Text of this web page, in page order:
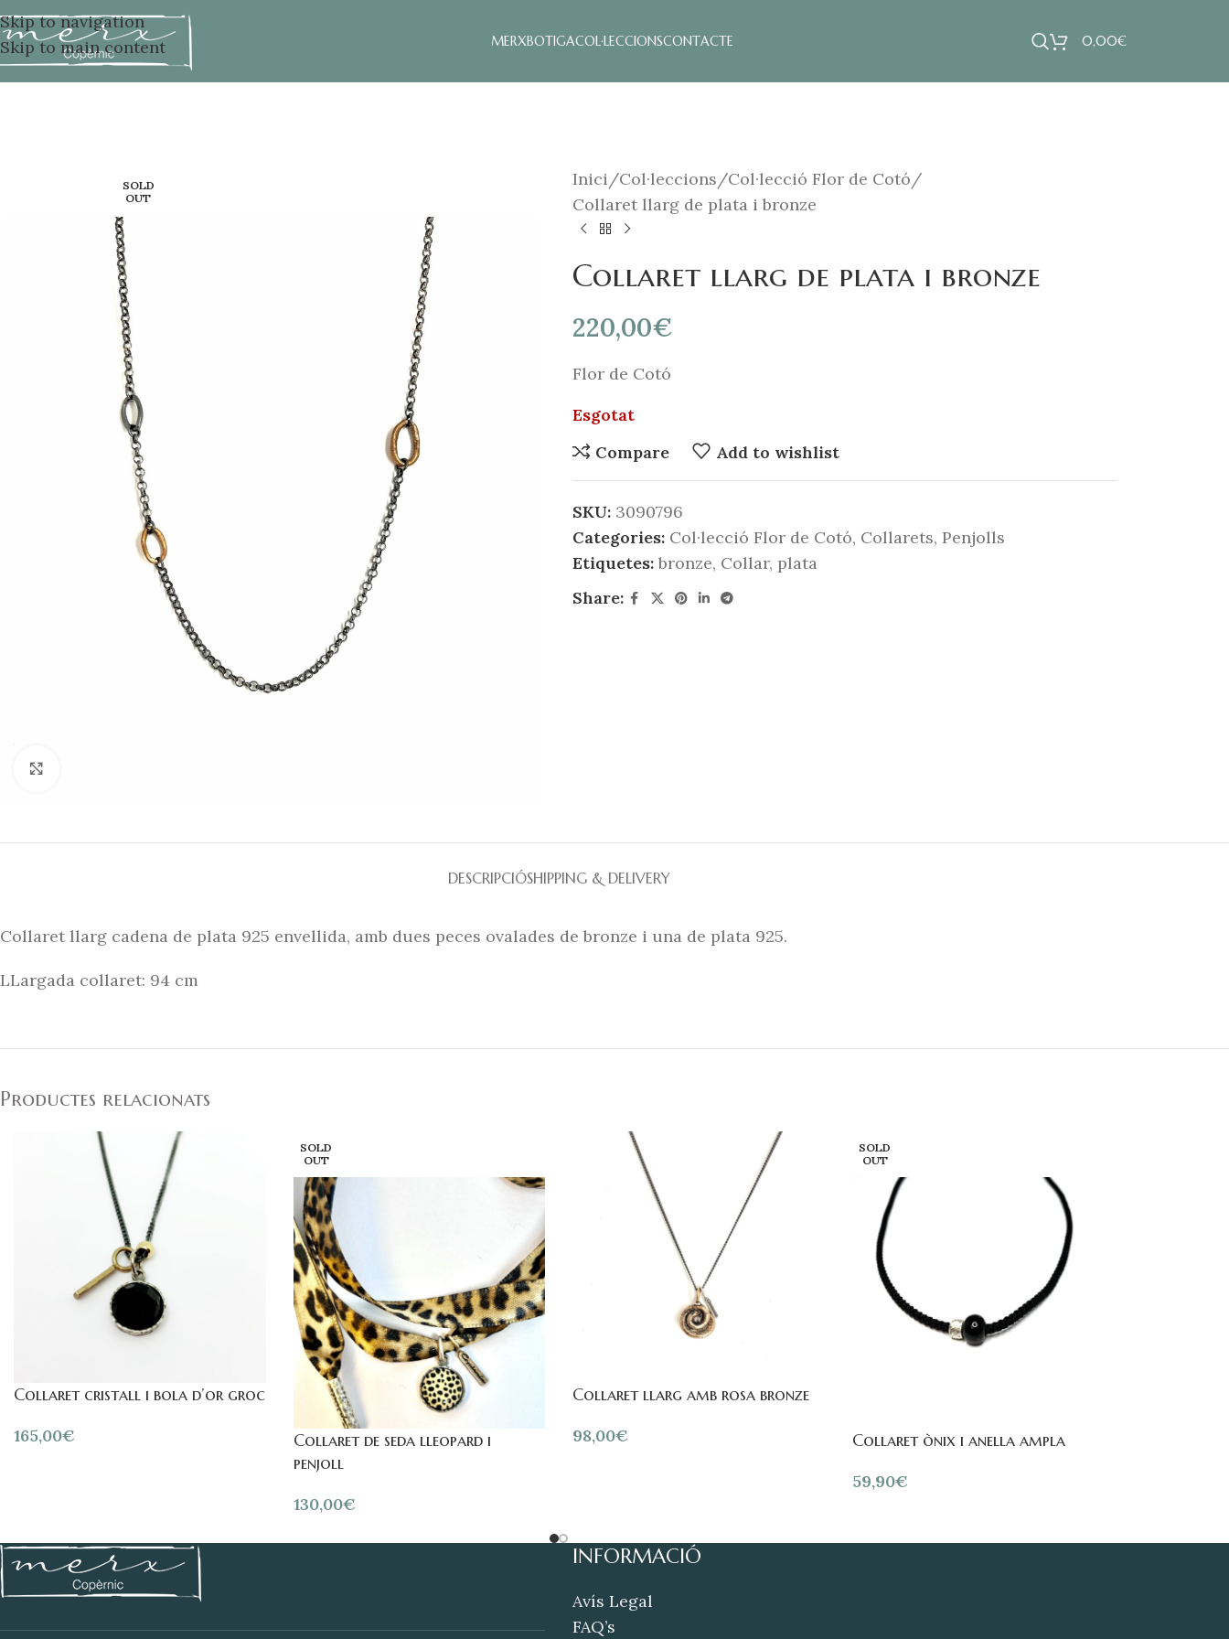
Skip to navigation
Skip to main content
MERXBOTIGACOL·LECCIONSCONTACTE 0,00€
SOLD
OUT
Inici Col·leccions Col·lecció Flor de Cotó
Collaret llarg de plata i bronze
Collaret llarg de plata i bronze
220,00€
Flor de Cotó
Esgotat
Compare
Add to wishlist
SKU: 3090796
Categories: Col·lecció Flor de Cotó, Collarets, Penjolls
Etiquetes: bronze, Collar, plata
Share:
DESCRIPCIÓSHIPPING & DELIVERY
Collaret llarg cadena de plata 925 envellida, amb dues peces ovalades de bronze i una de plata 925.
LLargada collaret: 94 cm
Productes relacionats
Collaret cristall i bola d’or groc
165,00€
SOLD
OUT
Collaret de seda lleopard i
penjoll
130,00€
Collaret llarg amb rosa bronze
98,00€
SOLD
OUT
Collaret ònix i anella ampla
59,90€
INFORMACIÓ
Avís Legal
FAQ’s